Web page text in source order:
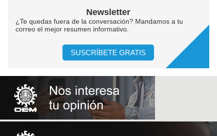
Newsletter
¿Te quedas fuera de la conversación? Mandamos a tu
correo el mejor resumen informativo.
SUSCRÍBETE GRATIS